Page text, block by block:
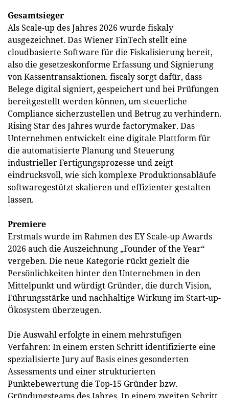
Gesamtsieger
Als Scale-up des Jahres 2026 wurde fiskaly
ausgezeichnet. Das Wiener FinTech stellt eine
cloudbasierte Software für die Fiskalisierung bereit,
also die gesetzeskonforme Erfassung und Signierung
von Kassentransaktionen. fiscaly sorgt dafür, dass
Belege digital signiert, gespeichert und bei Prüfungen
bereitgestellt werden können, um steuerliche
Compliance sicherzustellen und Betrug zu verhindern.
Rising Star des Jahres wurde factorymaker. Das
Unternehmen entwickelt eine digitale Plattform für
die automatisierte Planung und Steuerung
industrieller Fertigungsprozesse und zeigt
eindrucksvoll, wie sich komplexe Produktionsabläufe
softwaregestützt skalieren und effizienter gestalten
lassen.
Premiere
Erstmals wurde im Rahmen des EY Scale-up Awards
2026 auch die Auszeichnung „Founder of the Year“
vergeben. Die neue Kategorie rückt gezielt die
Persönlichkeiten hinter den Unternehmen in den
Mittelpunkt und würdigt Gründer, die durch Vision,
Führungsstärke und nachhaltige Wirkung im Start-up-
Ökosystem überzeugen.
Die Auswahl erfolgte in einem mehrstufigen
Verfahren: In einem ersten Schritt identifizierte eine
spezialisierte Jury auf Basis eines gesonderten
Assessments und einer strukturierten
Punktebewertung die Top-15 Gründer bzw.